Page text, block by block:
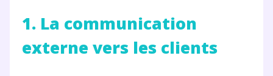
1. La communication
externe vers les clients